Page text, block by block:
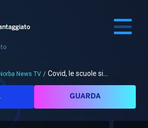
Cerca
News TV / Covid, le scuole si...
GUARDA